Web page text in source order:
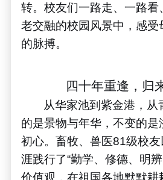
转。校友们一路走、一路看
老交融的校园风景中，感受
的脉搏。
四十年重逢，归
从华家池到紫金港，从
的是景物与年华，不变的是
初心。畜牧、兽医81级校
涯践行了“勤学、修德、明
价值观，在祖国各地默默耕